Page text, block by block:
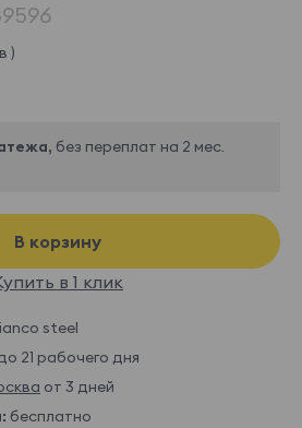
)
без переплат на 2 мес.
В корзину
в 1 клик
steel
21 рабочего дня
от 3 дней
бесплатно